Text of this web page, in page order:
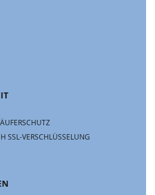
SSL-VERSCHLÜSSELUNG